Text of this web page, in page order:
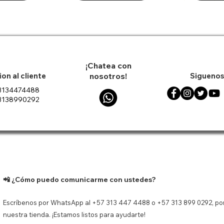
de oferta
80.333
1500 ml
Precio
$
al cliente
¡Chatea con
nosotros!
📲 ¿Cómo puedo comunicarme con ustedes?
Escríbenos por WhatsApp al +57 313 447 4488 o +57 313 899 0292,
nuestra tienda. ¡Estamos listos para ayudarte!